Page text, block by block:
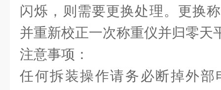
闪烁，则需要更换处理。更换
并重新校正一次称重仪并归零天
注意事项：
任何拆装操作请务必断掉外部